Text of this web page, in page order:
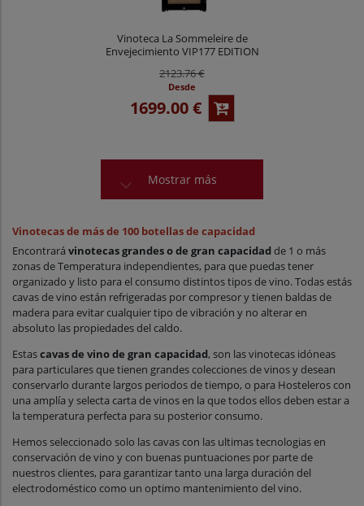
Vinoteca La Sommeleire de
Envejecimiento VIP177 EDITION
2123.76 €
Desde
1699.00 €
Mostrar más
Vinotecas de más de 100 botellas de capacidad
Encontrará vinotecas grandes o de gran capacidadde 1 o más
zonas de Temperatura independientes, para que puedas tener
organizado y listo para el consumo distintos tipos de vino. Todas estás
cavas de vino están refrigeradas por compresor y tienen baldas de
madera para evitar cualquier tipo de vibración y no alterar en
absoluto las propiedades del caldo.
Estascavas de vino de gran capacidad, son las vinotecas idóneas
para particulares que tienen grandes colecciones de vinos y desean
conservarlo durante largos periodos de tiempo, o para Hosteleros con
una amplía y selecta carta de vinos en la que todos ellos deben estar a
la temperatura perfecta para su posterior consumo.
Hemos seleccionado solo las cavas con las ultimas tecnologias en
conservación de vino y con buenas puntuaciones por parte de
nuestros clientes, para garantizar tanto una larga duración del
electrodoméstico como un optimo mantenimiento del vino.